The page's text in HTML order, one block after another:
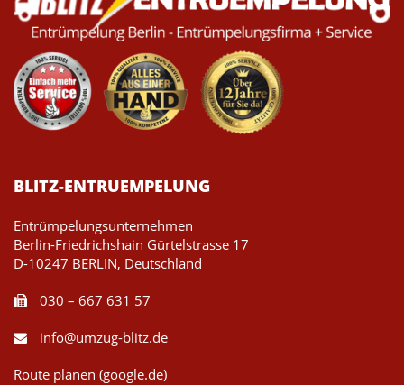
BLITZ-ENTRUEMPELUNG
Entrümpelungsunternehmen
Berlin-Friedrichshain Gürtelstrasse 17
D-10247 BERLIN, Deutschland
030 – 667 631 57
info@umzug-blitz.de
Route planen (google.de)